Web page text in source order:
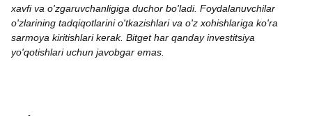
xavfi va o'zgaruvchanligiga duchor bo'ladi. Foydalanuvchilar
o'zlarining tadqiqotlarini o'tkazishlari va o'z xohishlariga ko'ra
sarmoya kiritishlari kerak. Bitget har qanday investitsiya
yo'qotishlari uchun javobgar emas.